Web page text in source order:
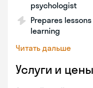
psychologist
Prepares
learning
Читать дальше
Услуги и цены